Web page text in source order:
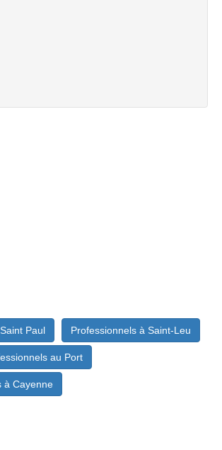
Paul Professionnels à Saint-Leu
au Port
à Cayenne